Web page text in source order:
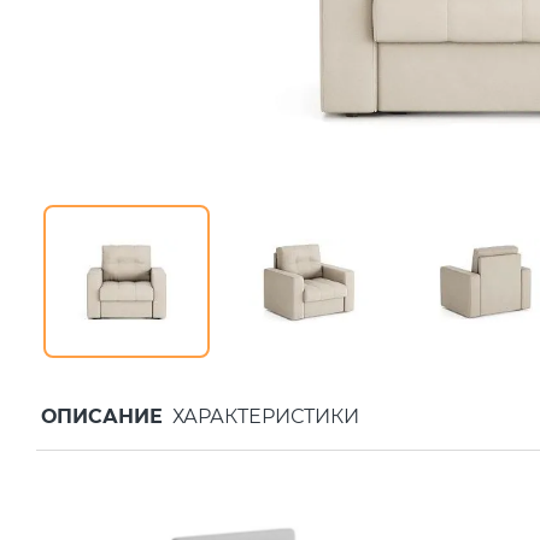
ОПИСАНИЕ ХАРАКТЕРИСТИКИ